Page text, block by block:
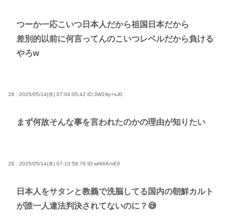
つーか一応こいつ日本人だから祖国日本だから
差別的以前に何言ってんのこいつレベルだから負ける
やろw
28 : 2025/05/14(水) 07:04:05.42 ID:3W19p+sJ0
まず何故そんな事を言われたのかの理由が知りたい
29 : 2025/05/14(水) 07:10:58.76 ID:wHiXK/vE0
日本人をサタンと教義で洗脳してる国内の朝鮮カルト
が誰一人違法判決されてないのに？😅